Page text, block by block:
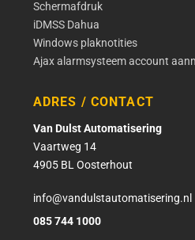
Schermafdruk
iDMSS Dahua
Windows plaknotities
Ajax alarmsysteem account
ADRES / CONTACT
Van Dulst Automatisering
Vaartweg 14
4905 BL Oosterhout
info@vandulstautomatisering.nl
085 744 1000